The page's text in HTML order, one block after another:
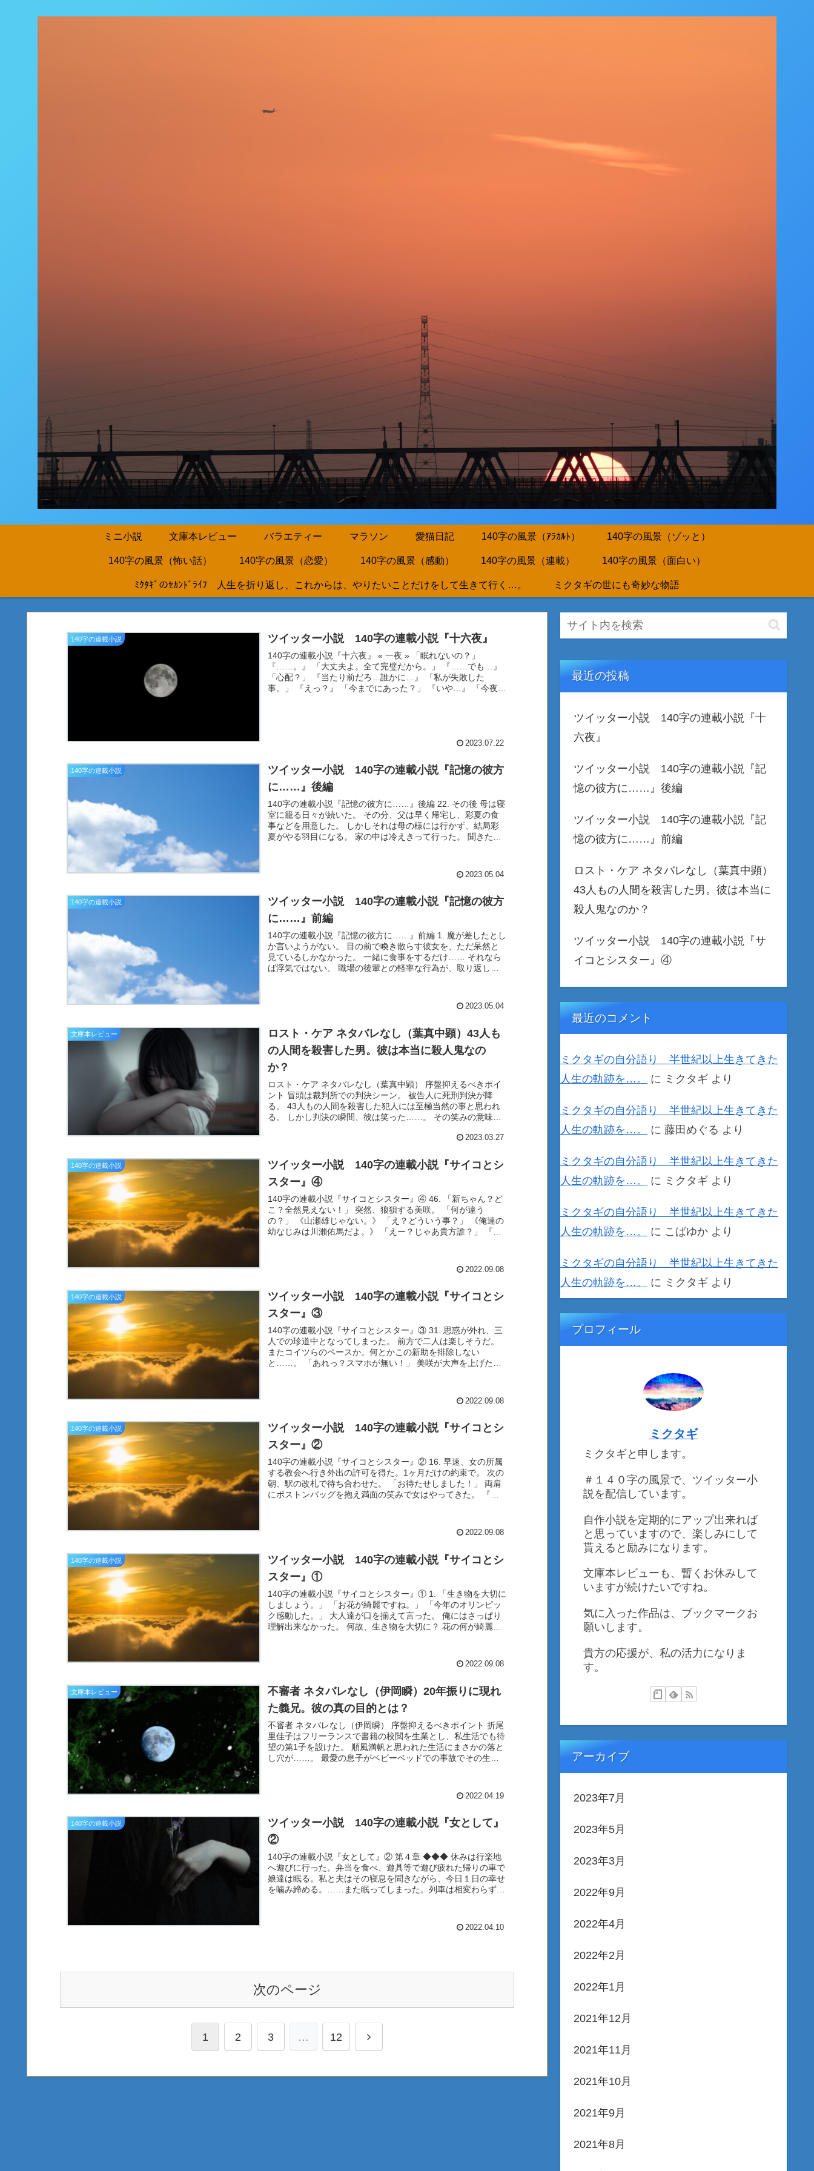
ミニ小説 文庫本レビュー バラエティー マラソン 愛猫日記 140字の風景（ｱﾗｶﾙﾄ） 140字の風景（ゾッと）
140字の風景（怖い話） 140字の風景（恋愛） 140字の風景（感動） 140字の風景（連載） 140字の風景（面白い）
ﾐｸﾀｷﾞのｾｶﾝﾄﾞﾗｲﾌ 人生を折り返し、これからは、やりたいことだけをして生きて行く…。 ミクタギの世にも奇妙な物語
140字の連載小説 ツイッター小説 140字の連載小説『十六夜』
140字の連載小説『十六夜』 « 一夜 » 「眠れないの？」
『……。』 「大丈夫よ。全て完璧だから。」 『……でも…』
「心配？」 『当たり前だろ…誰かに…』 「私が失敗した
事。」 『えっ？』 「今までにあった？」 『いや…』 「今夜は
2023.07.22
140字の連載小説
ツイッター小説 140字の連載小説『記憶の彼方
に……』後編
140字の連載小説『記憶の彼方に……』後編 22. その後 母は寝
室に籠る日々が続いた。 その分、父は早く帰宅し、彩夏の食
事などを用意した。 しかしそれは母の様には行かず、結局彩
夏がやる羽目になる。 家の中は冷えきって行った。 聞きたい
2023.05.04
140字の連載小説
ツイッター小説 140字の連載小説『記憶の彼方
に……』前編
140字の連載小説『記憶の彼方に……』前編 1. 魔が差したとし
か言いようがない。 目の前で喚き散らす彼女を、ただ呆然と
見ているしかなかった。 一緒に食事をするだけ…… それなら
ば浮気ではない。 職場の後輩との軽率な行為が、取り返しの
2023.05.04
文庫本レビュー
ロスト・ケア ネタバレなし（葉真中顕）43人も
の人間を殺害した男。彼は本当に殺人鬼なの
か？
ロスト・ケア ネタバレなし（葉真中顕） 序盤抑えるべきポイ
ント 冒頭は裁判所での判決シーン。 被告人に死刑判決が降
る。 43人もの人間を殺害した犯人には至極当然の事と思われ
る。 しかし判決の瞬間、彼は笑った……。 その笑みの意味す
2023.03.27
140字の連載小説
ツイッター小説 140字の連載小説『サイコとシ
スター』④
140字の連載小説『サイコとシスター』④ 46. 「新ちゃん？ど
こ？全然見えない！」 突然、狼狽する美咲。 「何が違う
の？」 《山瀬雄じゃない。》 「え？どういう事？」 《俺達の
幼なじみは川瀨佑馬だよ。》 「えー？じゃあ貴方誰？」 『山
2022.09.08
140字の連載小説
ツイッター小説 140字の連載小説『サイコとシ
スター』③
140字の連載小説『サイコとシスター』③ 31. 思惑が外れ、三
人での珍道中となってしまった。 前方で二人は楽しそうだ。
またコイツらのペースか。何とかこの新助を排除しない
と……。 「あれっ？スマホが無い！」 美咲が大声を上げた。
2022.09.08
140字の連載小説
ツイッター小説 140字の連載小説『サイコとシ
スター』②
140字の連載小説『サイコとシスター』② 16. 早速、女の所属
する教会へ行き外出の許可を得た。1ヶ月だけの約束で。 次の
朝、駅の改札で待ち合わせた。 「お待たせしました！」 両肩
にボストンバッグを抱え満面の笑みで女はやってきた。 『荷
2022.09.08
140字の連載小説
ツイッター小説 140字の連載小説『サイコとシ
スター』①
140字の連載小説『サイコとシスター』① 1. 「生き物を大切に
しましょう。」 「お花が綺麗ですね。」 「今年のオリンピッ
ク感動した。」 大人達が口を揃えて言った。 俺にはさっぱり
理解出来なかった。 何故、生き物を大切に？ 花の何が綺麗な
2022.09.08
文庫本レビュー
不審者 ネタバレなし（伊岡瞬）20年振りに現れ
た義兄。彼の真の目的とは？
不審者 ネタバレなし（伊岡瞬） 序盤抑えるべきポイント 折尾
里佳子はフリーランスで書籍の校閲を生業とし、私生活でも待
望の第1子を設けた。 順風満帆と思われた生活にまさかの落と
し穴が……。 最愛の息子がベビーベッドでの事故でその生涯
2022.04.19
140字の連載小説
ツイッター小説 140字の連載小説『女として』
②
140字の連載小説『女として』② 第４章 ◆◆◆ 休みは行楽地
へ遊びに行った。弁当を食べ、遊具等で遊び疲れた帰りの車で
娘達は眠る。私と夫はその寝息を聞きながら、今日１日の幸せ
を噛み締める。……また眠ってしまった。列車は相変わらず動
2022.04.10
次のページ
1 2 3 … 12 次
最近の投稿
ツイッター小説 140字の連載小説『十
六夜』
ツイッター小説 140字の連載小説『記
憶の彼方に……』後編
ツイッター小説 140字の連載小説『記
憶の彼方に……』前編
ロスト・ケア ネタバレなし（葉真中顕）
43人もの人間を殺害した男。彼は本当に
殺人鬼なのか？
ツイッター小説 140字の連載小説『サ
イコとシスター』④
最近のコメント
ミクタギの自分語り 半世紀以上生きてきた
人生の軌跡を…。
に ミクタギ より
ミクタギの自分語り 半世紀以上生きてきた
人生の軌跡を…。
に 藤田めぐる より
ミクタギの自分語り 半世紀以上生きてきた
人生の軌跡を…。
に ミクタギ より
ミクタギの自分語り 半世紀以上生きてきた
人生の軌跡を…。
に こばゆか より
ミクタギの自分語り 半世紀以上生きてきた
人生の軌跡を…。
に ミクタギ より
プロフィール
ミクタギ
ミクタギと申します。
＃１４０字の風景で、ツイッター小
説を配信しています。
自作小説を定期的にアップ出来れば
と思っていますので、楽しみにして
貰えると励みになります。
文庫本レビューも、暫くお休みして
いますが続けたいですね。
気に入った作品は、ブックマークお
願いします。
貴方の応援が、私の活力になりま
す。
アーカイブ
2023年7月
2023年5月
2023年3月
2022年9月
2022年4月
2022年2月
2022年1月
2021年12月
2021年11月
2021年10月
2021年9月
2021年8月